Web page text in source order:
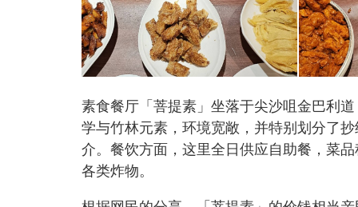
素食餐厅「菩提素」坐落于尖沙咀金巴利
学与竹林元素，环境宽敞，并特别划分了
介。餐饮方面，这里全日供应自助餐，菜
各类炸物。